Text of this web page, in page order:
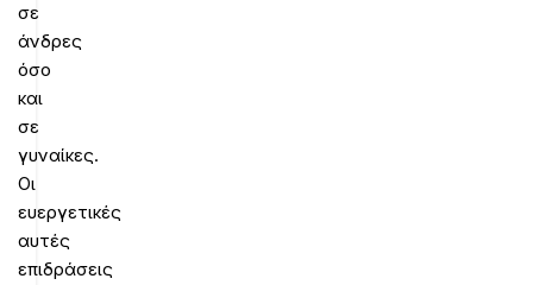
σε
άνδρες
όσο
και
σε
γυναίκες.
Οι
ευεργετικές
αυτές
επιδράσεις